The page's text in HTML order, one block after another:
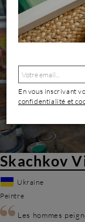
Skachkov
Ukraine
Peintre
Les hommes
En vous inscrivant
confidentialité et